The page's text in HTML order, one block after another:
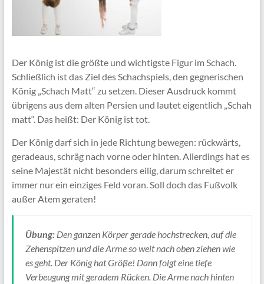
Der König ist die größte und wichtigste Figur im Schach.
Schließlich ist das Ziel des Schachspiels, den gegnerischen
König „Schach Matt“ zu setzen. Dieser Ausdruck kommt
übrigens aus dem alten Persien und lautet eigentlich „Schah
matt“. Das heißt: Der König ist tot.
Der König darf sich in jede Richtung bewegen: rückwärts,
geradeaus, schräg nach vorne oder hinten. Allerdings hat es
seine Majestät nicht besonders eilig, darum schreitet er
immer nur ein einziges Feld voran. Soll doch das Fußvolk
außer Atem geraten!
Übung:Den ganzen Körper gerade hochstrecken, auf die
Zehenspitzen und die Arme so weit nach oben ziehen wie
es geht. Der König hat Größe! Dann folgt eine tiefe
Verbeugung mit geradem Rücken. Die Arme nach hinten